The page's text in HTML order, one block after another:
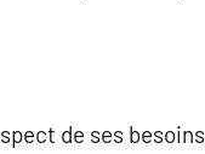
de ses